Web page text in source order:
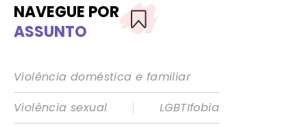
NAVEGUE POR
ASSUNTO
Violência doméstica e familiar
Violência sexual
|
LGBTIfobia